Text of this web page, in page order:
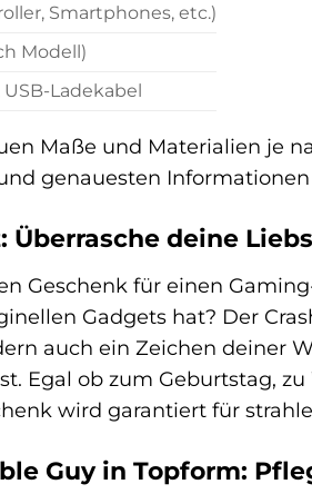
Smartphones, etc.)
Modell)
Ladekabel
Maße und Materialien je
genauesten
Überrasche deine
Geschenk für einen
Gadgets hat? Der
auch ein Zeichen deiner
Egal ob zum Geburtstag,
wird garantiert für
Guy in Topform: